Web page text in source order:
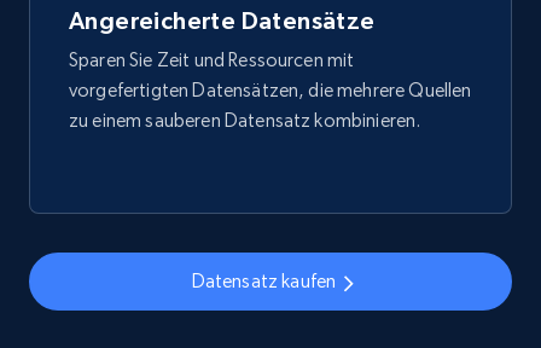
254+ Jetzt kaufen
Amazon products search
eCommerce
Angereicherte Datensätze
Sparen Sie Zeit und Ressourcen mit
vorgefertigten Datensätzen, die mehrere Quellen
zu einem sauberen Datensatz kombinieren.
Datensatz kaufen